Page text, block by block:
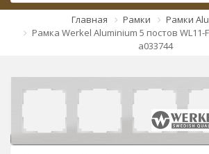
Розетки USB
Розетки ТВ
Розетки акустика
Светорегуляторы
Главная Рамки
Рамки
Рамка Werkel Aluminium 5 постов
a033744